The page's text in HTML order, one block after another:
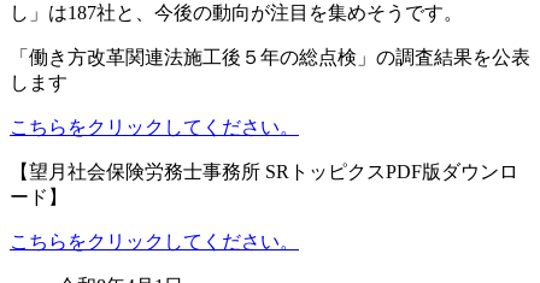
し」は187社と、今後の動向が注目を集めそうです。
「働き方改革関連法施工後５年の総点検」の調査結果を公表
します
こちらをクリックしてください。
【望月社会保険労務士事務所 SRトッピクスPDF版ダウンロ
ード】
こちらをクリックしてください。